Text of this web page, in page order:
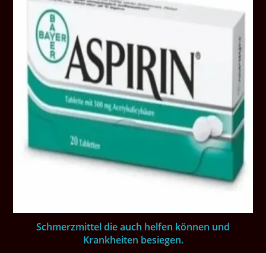
Schmerzmittel die auch helfen können und
Krankheiten besiegen.